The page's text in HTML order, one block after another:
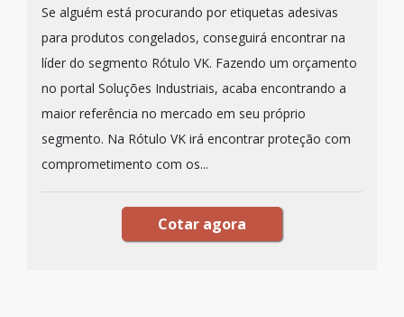
Se alguém está procurando por etiquetas adesivas
para produtos congelados, conseguirá encontrar na
líder do segmento Rótulo VK. Fazendo um orçamento
no portal Soluções Industriais, acaba encontrando a
maior referência no mercado em seu próprio
segmento. Na Rótulo VK irá encontrar proteção com
comprometimento com os...
Cotar agora